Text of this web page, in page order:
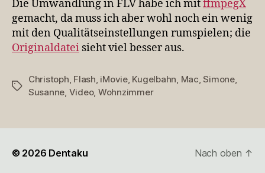
Die Umwandlung in FLV habe ich mitffmpegX
gemacht, da muss ich aber wohl noch ein wenig
mit den Qualitätseinstellungen rumspielen; die
Originaldatei sieht viel besser aus.
Schlagwörter
Christoph Flash iMovie, Kugelbahn Mac ,Simone,
Susanne Video, Wohnzimmer
© 2026 Dentaku Nach oben ↑